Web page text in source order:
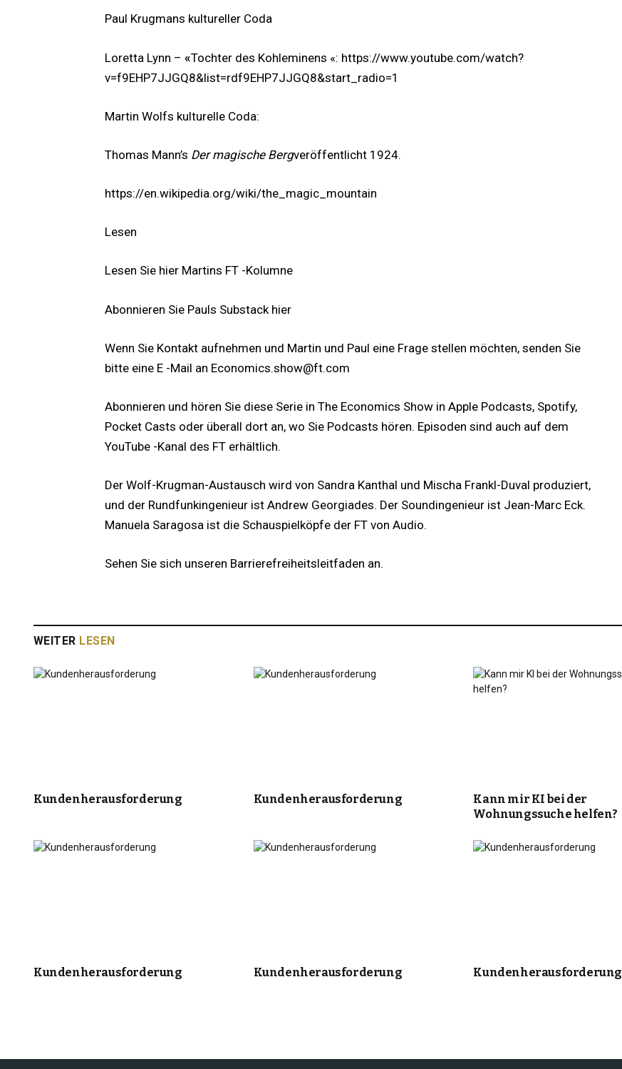
Paul Krugmans kultureller Coda
Loretta Lynn – «Tochter des Kohleminens «: https://www.youtube.com/watch?
v=f9EHP7JJGQ8&list=rdf9EHP7JJGQ8&start_radio=1
Martin Wolfs kulturelle Coda:
Thomas Mann’s Der magische Bergveröffentlicht 1924.
https://en.wikipedia.org/wiki/the_magic_mountain
Lesen
Lesen Sie hier Martins FT -Kolumne
Abonnieren Sie Pauls Substack hier
Wenn Sie Kontakt aufnehmen und Martin und Paul eine Frage stellen möchten, senden Sie
bitte eine E -Mail an Economics.show@ft.com
Abonnieren und hören Sie diese Serie in The Economics Show in Apple Podcasts, Spotify,
Pocket Casts oder überall dort an, wo Sie Podcasts hören. Episoden sind auch auf dem
YouTube -Kanal des FT erhältlich.
Der Wolf-Krugman-Austausch wird von Sandra Kanthal und Mischa Frankl-Duval produziert,
und der Rundfunkingenieur ist Andrew Georgiades. Der Soundingenieur ist Jean-Marc Eck.
Manuela Saragosa ist die Schauspielköpfe der FT von Audio.
Sehen Sie sich unseren Barrierefreiheitsleitfaden an.
WEITER LESEN
Kundenherausforderung Kundenherausforderung
Kann mir KI bei der
Wohnungssuche helfen?
Kundenherausforderung Kundenherausforderung Kundenherausforderung